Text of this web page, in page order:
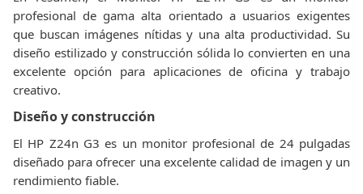
profesional de gama alta orientado a usuarios exigentes
que buscan imágenes nítidas y una alta productividad. Su
diseño estilizado y construcción sólida lo convierten en una
excelente opción para aplicaciones de oficina y trabajo
creativo.
Diseño y construcción
El HP Z24n G3 es un monitor profesional de 24 pulgadas
diseñado para ofrecer una excelente calidad de imagen y un
rendimiento fiable.